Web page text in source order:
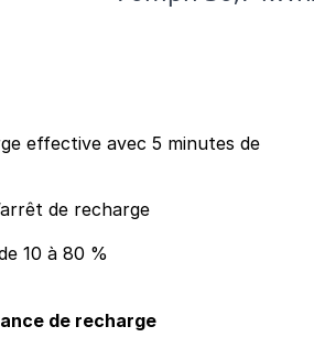
effective avec 5 minutes de
de recharge
10 à 80 %
de recharge